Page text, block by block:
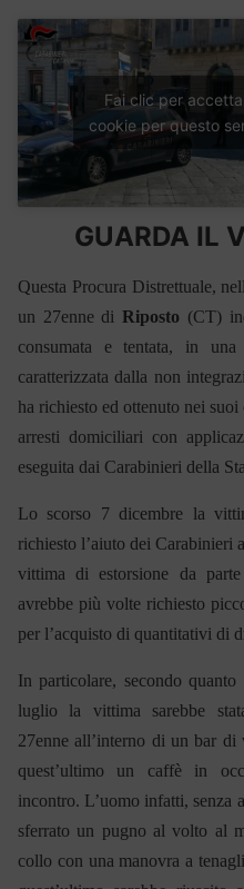
Fai clic per
cookie per questo
GUARDA IL
Questa Procura Distrettuale,
un 27enne diRiposto (CT)
consumata e tentata, in una
caratterizzata dalla non
ha richiesto ed ottenuto nei
arresti domiciliari con
eseguita dai Carabinieri della
Lo scorso 7 dicembre la
richiesto l’aiuto dei Carabinieri
vittima di estorsione da
avrebbe più volte richiesto
per l’acquisto di quantitativi di
In particolare, secondo
luglio la vittima sarebbe
27enne all’interno di un bar
quest’ultimo un caffè in
incontro. L’uomo infatti, senza
sferrato un pugno al volto al
collo con una manovra a